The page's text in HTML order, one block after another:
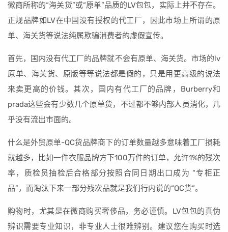
微商所称的“海关货”或“原单”品质的LV包包，实际上并不存在。
正规品牌如LV在中国没有授权的代工厂，因此市场上所谓的原
单、海关货等说法纯属欺骗消费者的虚假宣传。
首先，国内没有代工厂的品牌就不会有原单、海关货。市场的lv
原单、海关货、原版等等说法都是假的，只是用更高级的说法
来卖更高的价钱。其次，国内有代工厂的品牌，Burberry和
prada这些会有少数几个原单货，不过都不够内部人员消化，几
乎没有流出市面的。
什么是外贸原单-QC货品牌商下的订单数量越多意味着工厂损耗
就越多，比如一件衣服品牌方下100万件的订单，允许1%的残次
率，质检员抽检后合格部分按照合同日期出口成为 “专柜正
品”，而淘汰下来一部分残次品就是我们行内说的“QC货”。
购物时，尤其是在微商购买奢侈品，务必谨慎。LV包包的真伪
辨识需要专业知识，非专业人士很难辨别。建议您在购买时选